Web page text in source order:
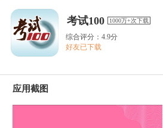
考试100 1000万+次下载
综合评分：4.9分
好友已下载
应用截图